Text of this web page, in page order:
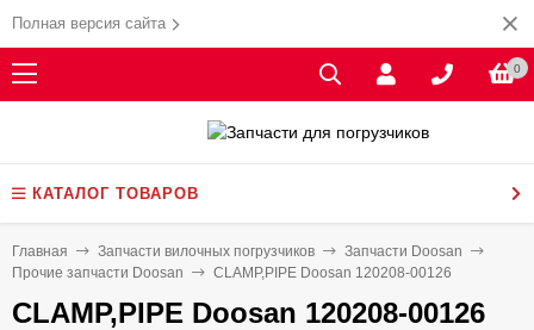
Полная версия сайта
0
КАТАЛОГ ТОВАРОВ
Главная Запчасти вилочных погрузчиков
Запчасти Doosan
Прочие запчасти Doosan
CLAMP,PIPE Doosan 120208-00126
CLAMP,PIPE Doosan 120208-00126